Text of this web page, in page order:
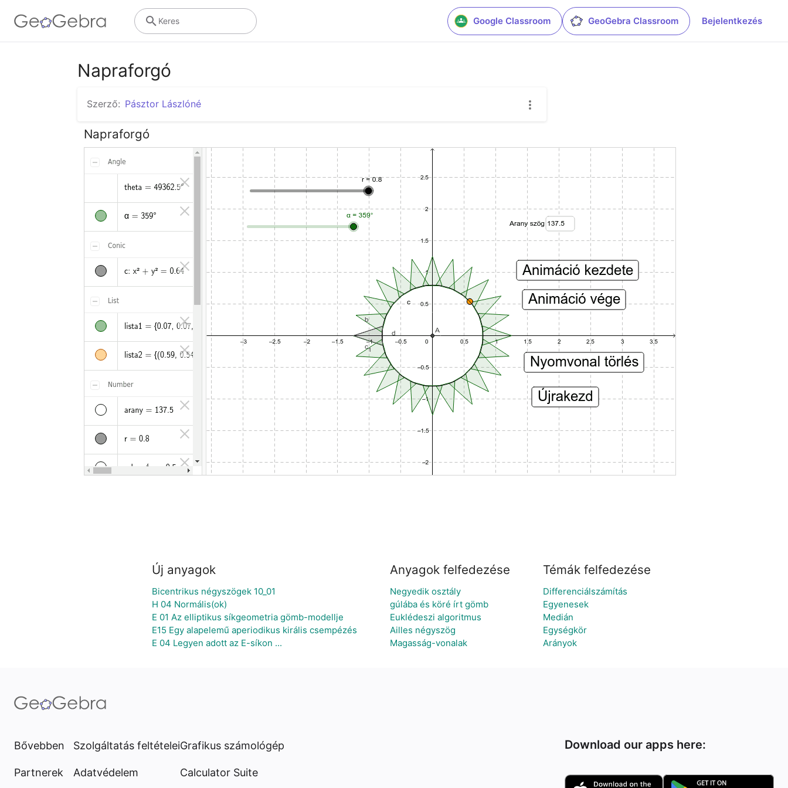
Google Classroom GeoGebra Classroom Bejelentkezés
Keres
Napraforgó
Szerző: Pásztor Lászlóné
Napraforgó
Új anyagok
Bicentrikus négyszögek 10_01
H 04 Normális(ok)
E 01 Az elliptikus síkgeometria gömb-modellje
E15 Egy alapelemű aperiodikus királis csempézés
E 04 Legyen adott az E-síkon ...
Anyagok felfedezése
Negyedik osztály
gúlába és köré írt gömb
Euklédeszi algoritmus
Ailles négyszög
Magasság-vonalak
Témák felfedezése
Differenciálszámítás
Egyenesek
Medián
Egységkör
Arányok
Bővebben
Partnerek
Szolgáltatás feltételei
Adatvédelem
Grafikus számológép
Calculator Suite
Download our apps here: